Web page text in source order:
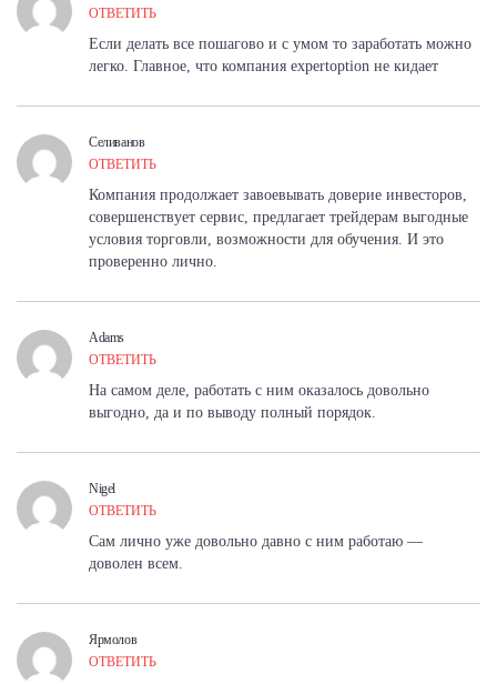
ОТВЕТИТЬ
Если делать все пошагово и с умом то заработать можно
легко. Главное, что компания expertoption не кидает
Селиванов
ОТВЕТИТЬ
Компания продолжает завоевывать доверие инвесторов,
совершенствует сервис, предлагает трейдерам выгодные
условия торговли, возможности для обучения. И это
проверенно лично.
Adams
ОТВЕТИТЬ
На самом деле, работать с ним оказалось довольно
выгодно, да и по выводу полный порядок.
Nigel
ОТВЕТИТЬ
Сам лично уже довольно давно с ним работаю —
доволен всем.
Ярмолов
ОТВЕТИТЬ